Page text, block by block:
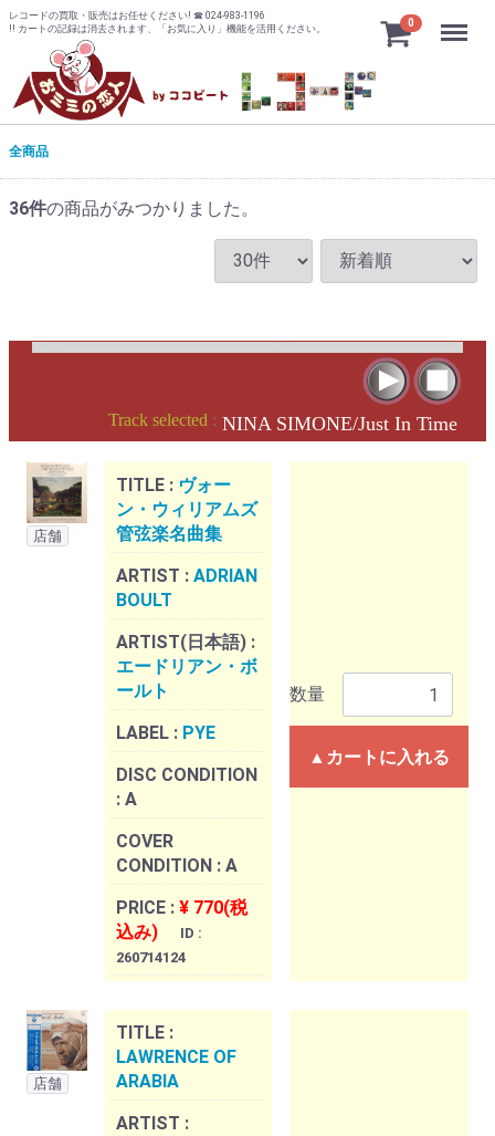
レコードの買取・販売はお任せください! ☎ 024-983-1196
!! カートの記録は消去されます、「お気に入り」機能を活用ください。
0 Menu
全商品
36件の商品がみつかりました。
Track selected : NINA SIMONE/Just In Time
店舗
TITLE : ヴォー
ン・ウィリアムズ
管弦楽名曲集
ARTIST : ADRIAN
BOULT
ARTIST(日本語) :
エードリアン・ボ
ールト
LABEL : PYE
DISC CONDITION
: A
COVER
CONDITION : A
PRICE : ¥ 770(税
込み)
ID :
260714124
数量
▲カートに入れる
店舗
TITLE :
LAWRENCE OF
ARABIA
ARTIST :